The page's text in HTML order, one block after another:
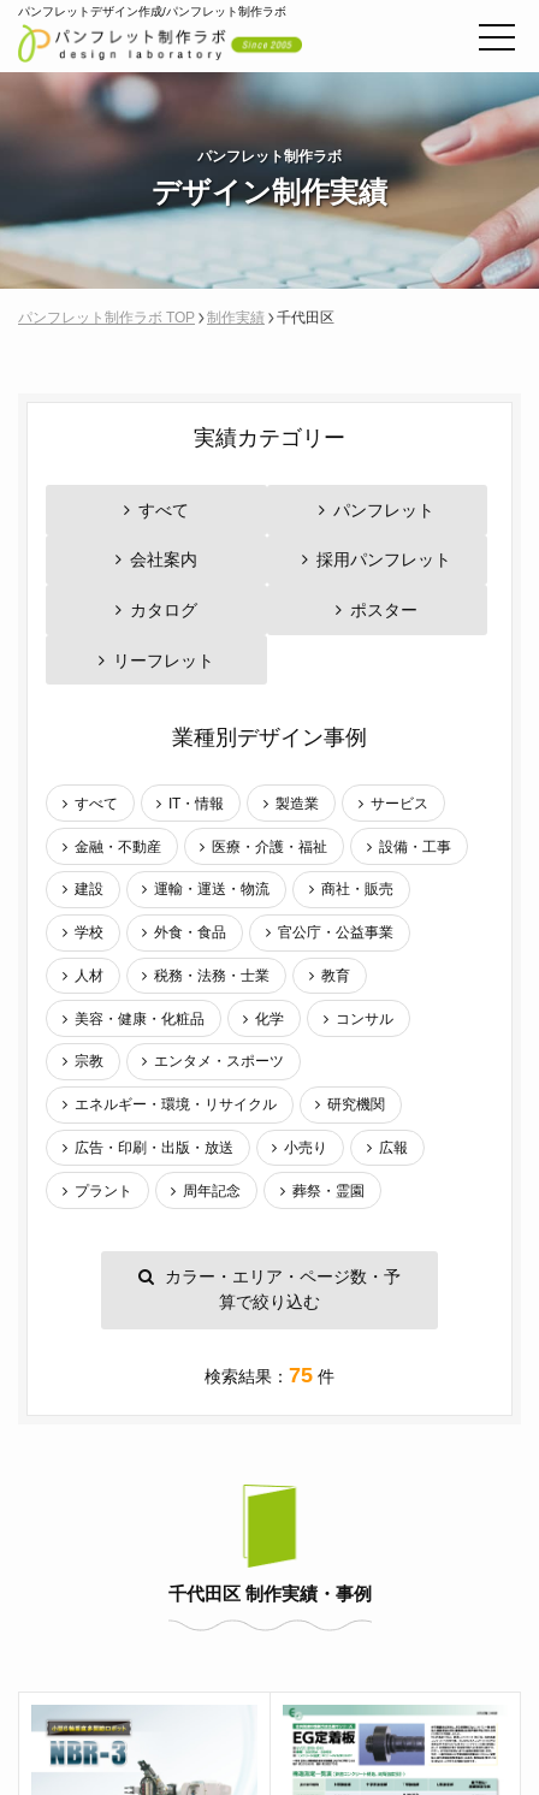
パンフレットデザイン作成/パンフレット制作ラボ
パンフレット制作ラボ
デザイン制作実績
パンフレット制作ラボ TOP 制作実績 千代田区
実績カテゴリー
すべて パンフレット
会社案内 採用パンフレット
カタログ ポスター
リーフレット
業種別デザイン事例
すべて IT・情報 製造業 サービス
金融・不動産 医療・介護・福祉 設備・工事
建設 運輸・運送・物流 商社・販売
学校 外食・食品 官公庁・公益事業
人材 税務・法務・士業 教育
美容・健康・化粧品 化学 コンサル
宗教 エンタメ・スポーツ
エネルギー・環境・リサイクル 研究機関
広告・印刷・出版・放送 小売り 広報
プラント 周年記念 葬祭・霊園
カラー・エリア・ページ数・予
算で絞り込む
検索結果： 75 件
千代田区 制作実績・事例